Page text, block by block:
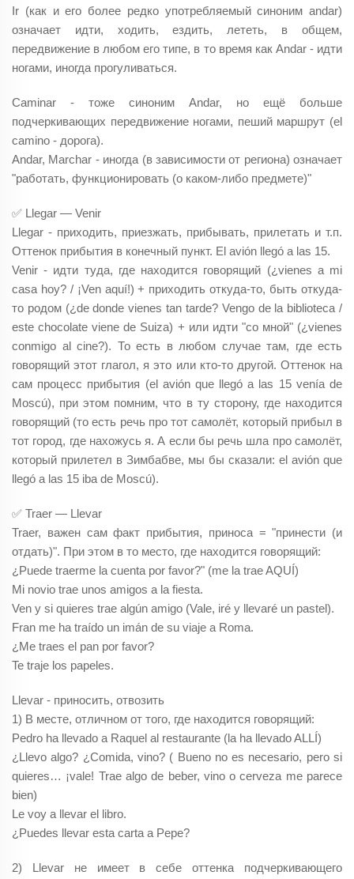
Ir (как и его более редко употребляемый синоним andar)
означает идти, ходить, ездить, лететь, в общем,
передвижение в любом его типе, в то время как Andar - идти
ногами, иногда прогуливаться.
Caminar - тоже синоним Andar, но ещё больше
подчеркивающих передвижение ногами, пеший маршрут (el
camino - дорога).
Andar, Marchar - иногда (в зависимости от региона) означает
"работать, функционировать (о каком-либо предмете)"
✅ Llegar — Venir
Llegar - приходить, приезжать, прибывать, прилетать и т.п.
Оттенок прибытия в конечный пункт. El avión llegó a las 15.
Venir - идти туда, где находится говорящий (¿vienes a mi
casa hoy? / ¡Ven aquí!) + приходить откуда-то, быть откуда-
то родом (¿de donde vienes tan tarde? Vengo de la biblioteca /
este chocolate viene de Suiza) + или идти "со мной" (¿vienes
conmigo al cine?). То есть в любом случае там, где есть
говорящий этот глагол, я это или кто-то другой. Оттенок на
сам процесс прибытия (el avión que llegó a las 15 venía de
Moscú), при этом помним, что в ту сторону, где находится
говорящий (то есть речь про тот самолёт, который прибыл в
тот город, где нахожусь я. А если бы речь шла про самолёт,
который прилетел в Зимбабве, мы бы сказали: el avión que
llegó a las 15 iba de Moscú).
✅ Traer — Llevar
Traer, важен сам факт прибытия, приноса = "принести (и
отдать)". При этом в то место, где находится говорящий:
¿Puede traerme la cuenta por favor?" (me la trae AQUÍ)
Mi novio trae unos amigos a la fiesta.
Ven y si quieres trae algún amigo (Vale, iré y llevaré un pastel).
Fran me ha traído un imán de su viaje a Roma.
¿Me traes el pan por favor?
Te traje los papeles.
Llevar - приносить, отвозить
1) В месте, отличном от того, где находится говорящий:
Pedro ha llevado a Raquel al restaurante (la ha llevado ALLÍ)
¿Llevo algo? ¿Comida, vino? ( Bueno no es necesario, pero si
quieres… ¡vale! Trae algo de beber, vino o cerveza me parece
bien)
Le voy a llevar el libro.
¿Puedes llevar esta carta a Pepe?
2) Llevar не имеет в себе оттенка подчеркивающего